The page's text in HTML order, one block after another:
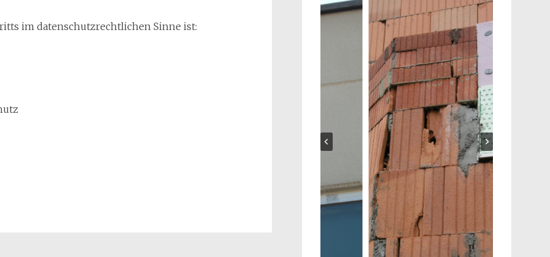
im datenschutzrechtlichen Sinne ist: